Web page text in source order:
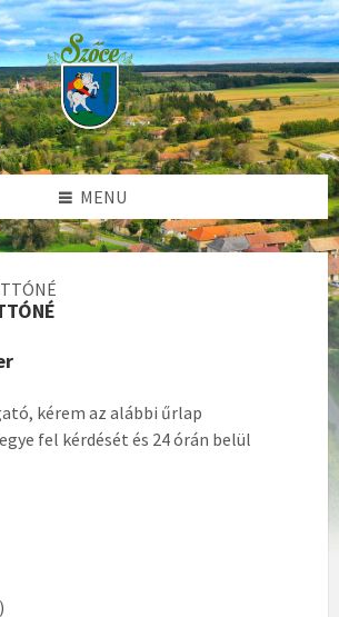
MENU
kérem az alábbi űrlap
fel kérdését és 24 órán belül